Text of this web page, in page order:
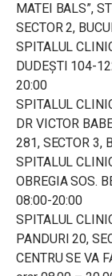
MATEI BALS”,
SECTOR 2,
SPITALUL
DUDEȘTI 104-
20:00
SPITALUL
DR VICTOR
281, SECTOR 3,
SPITALUL
OBREGIA SOS.
08:00-20:00
SPITALUL
PANDURI 20,
CENTRU SE VA